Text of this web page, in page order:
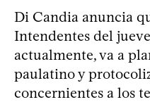
Di Candia anuncia
Intendentes del
actualmente, va a
paulatino y
concernientes a los